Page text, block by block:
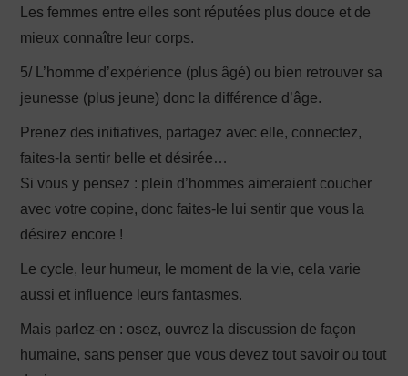
Les femmes entre elles sont réputées plus douce et de
mieux connaître leur corps.
5/ L’homme d’expérience (plus âgé) ou bien retrouver sa
jeunesse (plus jeune) donc la différence d’âge.
Prenez des initiatives, partagez avec elle, connectez,
faites-la sentir belle et désirée…
Si vous y pensez : plein d’hommes aimeraient coucher
avec votre copine, donc faites-le lui sentir que vous la
désirez encore !
Le cycle, leur humeur, le moment de la vie, cela varie
aussi et influence leurs fantasmes.
Mais parlez-en : osez, ouvrez la discussion de façon
humaine, sans penser que vous devez tout savoir ou tout